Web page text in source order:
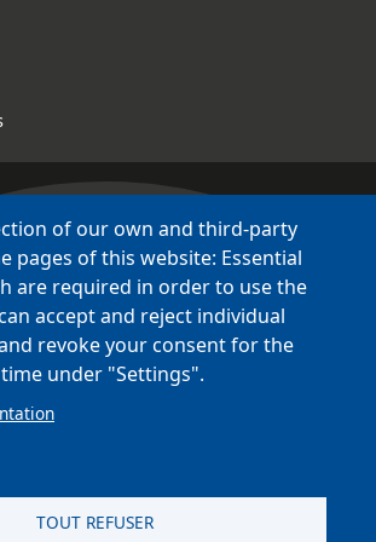
Culture Diversité
variés !
of our own and third-party
pages of this website: Essential
are required in order to use the
accept and reject individual
revoke your consent for the
under "Settings".
TOUT REFUSER